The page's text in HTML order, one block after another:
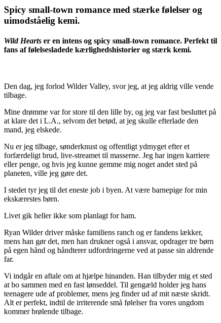
Spicy small-town romance med stærke følelser og
uimodståelig kemi.
Wild Hearts er en intens og spicy small-town romance. Perfekt til
fans af følelsesladede kærlighedshistorier og stærk kemi.
Den dag, jeg forlod Wilder Valley, svor jeg, at jeg aldrig ville vende
tilbage.
Mine drømme var for store til den lille by, og jeg var fast besluttet på
at klare det i L.A., selvom det betød, at jeg skulle efterlade den
mand, jeg elskede.
Nu er jeg tilbage, sønderknust og offentligt ydmyget efter et
forfærdeligt brud, live-streamet til masserne. Jeg har ingen karriere
eller penge, og hvis jeg kunne gemme mig noget andet sted på
planeten, ville jeg gøre det.
I stedet tyr jeg til det eneste job i byen. At være barnepige for min
ekskærestes børn.
Livet gik heller ikke som planlagt for ham.
Ryan Wilder driver måske familiens ranch og er fandens lækker,
mens han gør det, men han drukner også i ansvar, opdrager tre børn
på egen hånd og håndterer udfordringerne ved at passe sin aldrende
far.
Vi indgår en aftale om at hjælpe hinanden. Han tilbyder mig et sted
at bo sammen med en fast lønseddel. Til gengæld holder jeg hans
teenagere ude af problemer, mens jeg finder ud af mit næste skridt.
Alt er perfekt, indtil de irriterende små følelser fra vores ungdom
kommer brølende tilbage.